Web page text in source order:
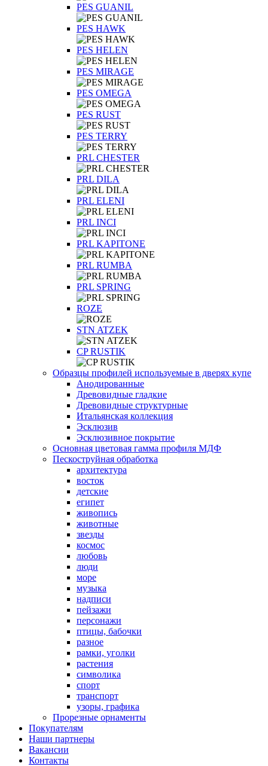
PES GUANIL
PES HAWK
PES HELEN
PES MIRAGE
PES OMEGA
PES RUST
PES TERRY
PRL CHESTER
PRL DILA
PRL ELENI
PRL INCI
PRL KAPITONE
PRL RUMBA
PRL SPRING
ROZE
STN ATZEK
СP RUSTIK
Образцы профилей используемые в дверях купе
Анодированные
Древовидные гладкие
Древовидные структурные
Итальянская коллекция
Эсклюзив
Эсклюзивное покрытие
Основная цветовая гамма профиля МДФ
Пескоструйная обработка
архитектура
восток
детские
египет
живопись
животные
звезды
космос
любовь
люди
море
музыка
надписи
пейзажи
персонажи
птицы, бабочки
разное
рамки, уголки
растения
символика
спорт
транспорт
узоры, графика
Прорезные орнаменты
Покупателям
Наши партнеры
Вакансии
Контакты